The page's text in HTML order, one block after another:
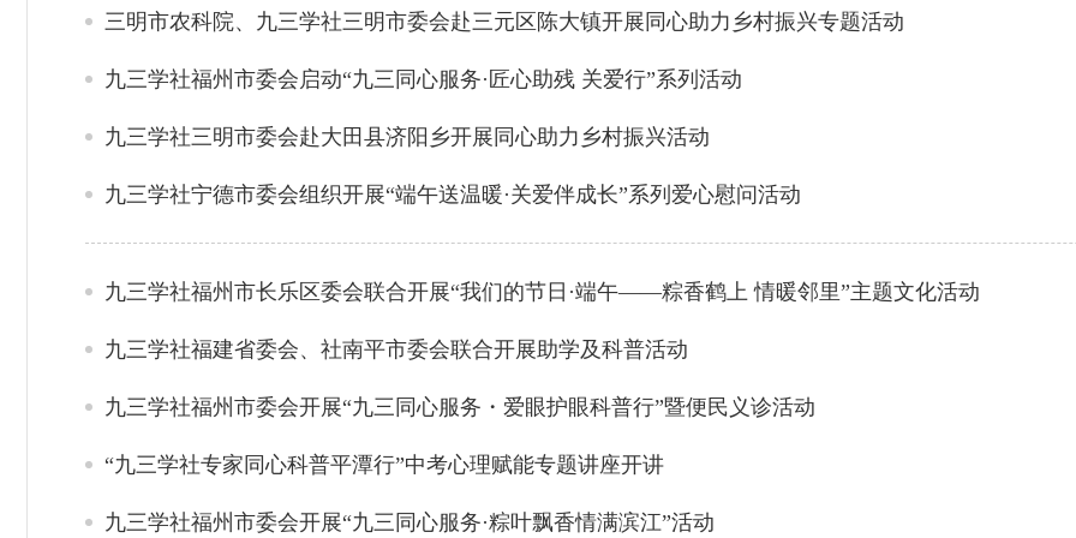
三明市农科院、九三学社三明市委会赴三元区陈大镇开展同心助力乡村振兴专题活动
九三学社福州市委会启动“九三同心服务·匠心助残 关爱行”系列活动
九三学社三明市委会赴大田县济阳乡开展同心助力乡村振兴活动
九三学社宁德市委会组织开展“端午送温暖·关爱伴成长”系列爱心慰问活动
九三学社福州市长乐区委会联合开展“我们的节日·端午——粽香鹤上 情暖邻里”主题文化活动
九三学社福建省委会、社南平市委会联合开展助学及科普活动
九三学社福州市委会开展“九三同心服务・爱眼护眼科普行”暨便民义诊活动
“九三学社专家同心科普平潭行”中考心理赋能专题讲座开讲
九三学社福州市委会开展“九三同心服务·粽叶飘香情满滨江”活动